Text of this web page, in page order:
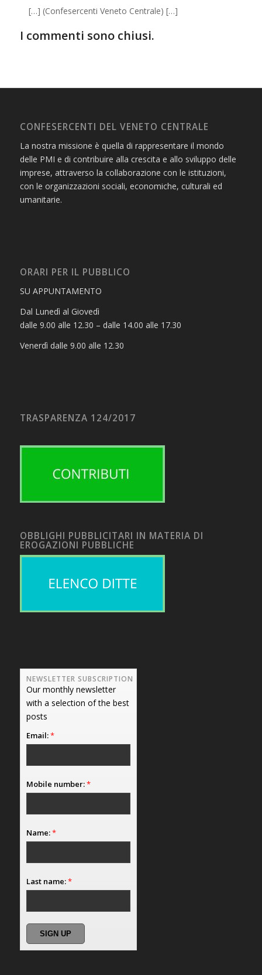
[…] (Confesercenti Veneto Centrale) […]
I commenti sono chiusi.
CONFESERCENTI DEL VENETO CENTRALE
La nostra missione è quella di rappresentare il mondo
delle PMI e di contribuire alla crescita e allo sviluppo delle
imprese, attraverso la collaborazione con le istituzioni,
con le organizzazioni sociali, economiche, culturali ed
umanitarie.
ORARI PER IL PUBBLICO
SU APPUNTAMENTO
Dal Lunedì al Giovedì
dalle 9.00 alle 12.30 – dalle 14.00 alle 17.30
Venerdì dalle 9.00 alle 12.30
TRASPARENZA 124/2017
OBBLIGHI PUBBLICITARI IN MATERIA DI
EROGAZIONI PUBBLICHE
NEWSLETTER SUBSCRIPTION
Our monthly newsletter
with a selection of the best
posts
Email:*
Mobile number:*
Name:*
Last name:*